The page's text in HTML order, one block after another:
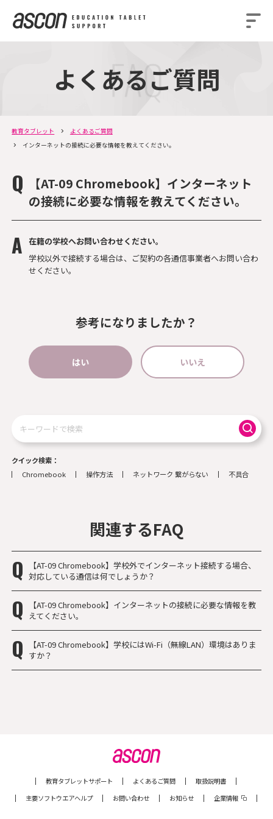
よくあるご質問
教育タブレット
よくあるご質問
インターネットの接続に必要な情報を教えてください。
【AT-09 Chromebook】インターネット
の接続に必要な情報を教えてください。
在籍の学校へお問い合わせください。
学校以外で接続する場合は、ご契約の各通信事業者へお問い合わ
せください。
参考になりましたか？
はい いいえ
検
索
クイック検索
Chromebook
操作方法 ネットワーク 繋がらない 不具合
関連するFAQ
【AT-09 Chromebook】学校外でインターネット接続する場合、
対応している通信は何でしょうか？
【AT-09 Chromebook】インターネットの接続に必要な情報を教
えてください。
【AT-09 Chromebook】学校にはWi-Fi（無線LAN）環境はありま
すか？
教育タブレットサポート よくあるご質問
取扱説明書
主要ソフトウエアヘルプ
お問い合わせ お知らせ 企業情報